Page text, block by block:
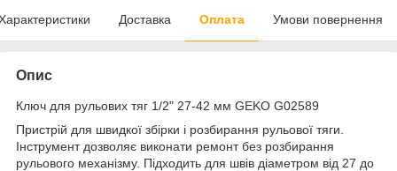
Доставка Оплата Умови повернення
Опис
Ключ для рульових тяг 1/2" 27-42 мм GEKO G02589
Пристрій для швидкої збірки і розбирання рульової тяги.
Інструмент дозволяє виконати ремонт без розбирання
рульового механізму. Підходить для швів діаметром від 27 до